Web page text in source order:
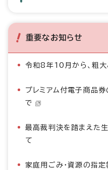
重要なお知らせ
令和8年10月から、粗
プレミアム付電子商品
で
最高裁判決を踏まえた
て
家庭用ごみ・資源の指